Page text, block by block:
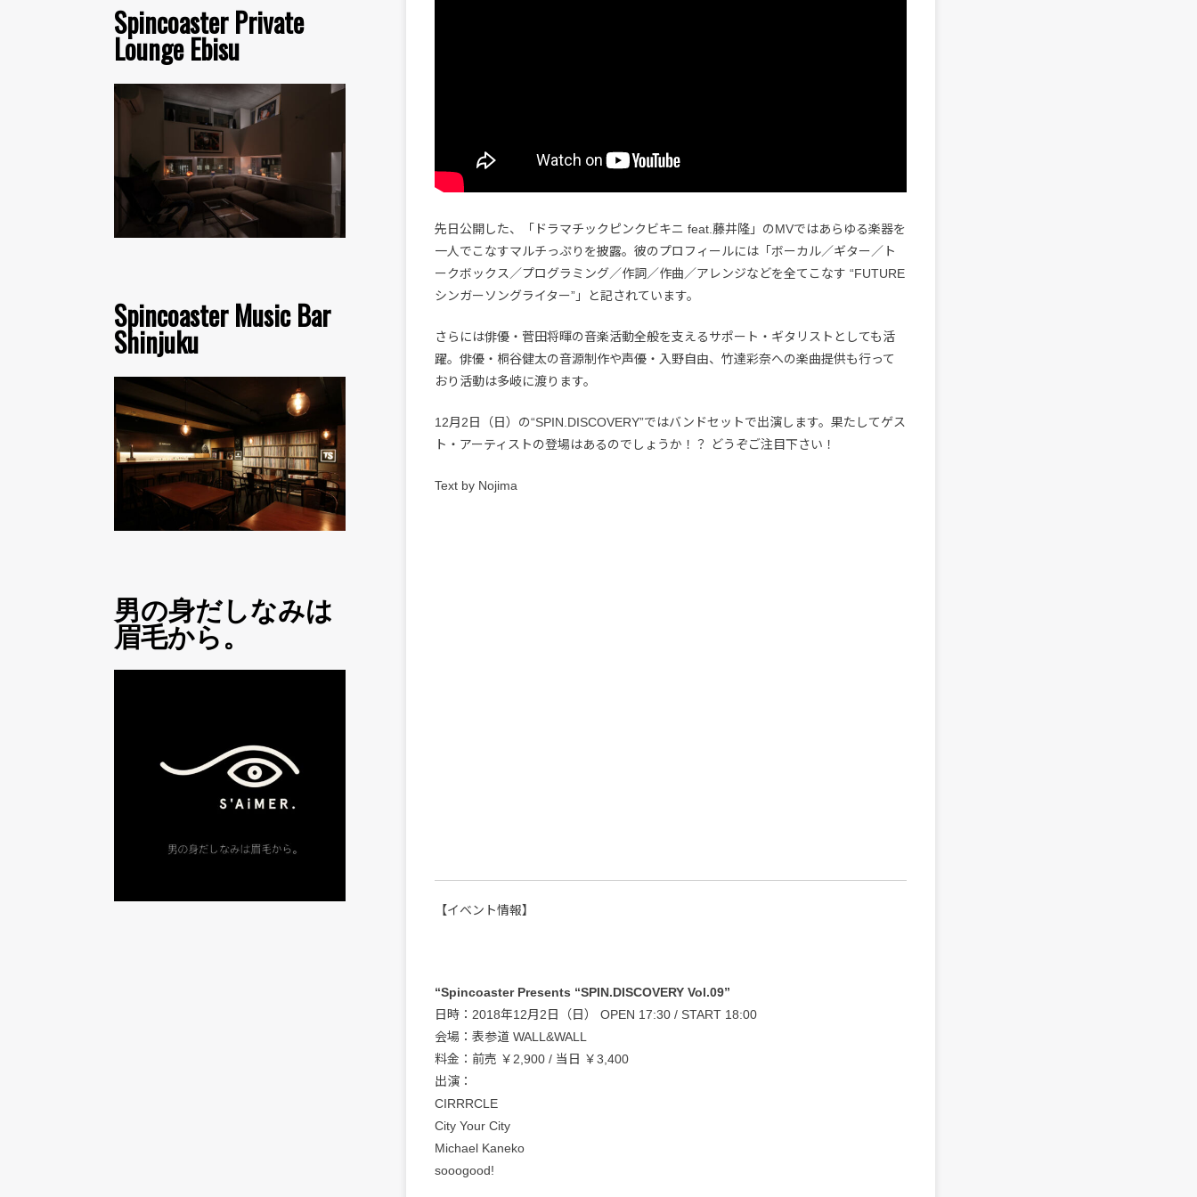
Spincoaster Private
Lounge Ebisu
Spincoaster Music Bar
Shinjuku
男の身だしなみは
眉毛から。
先日公開した、「ドラマチックピンクビキニ feat.藤井隆」のMVではあらゆる楽器を
一人でこなすマルチっぷりを披露。彼のプロフィールには「ボーカル／ギター／ト
ークボックス／プログラミング／作詞／作曲／アレンジなどを全てこなす “FUTURE
シンガーソングライター”」と記されています。
さらには俳優・菅田将暉の音楽活動全般を支えるサポート・ギタリストとしても活
躍。俳優・桐谷健太の音源制作や声優・入野自由、竹達彩奈への楽曲提供も行って
おり活動は多岐に渡ります。
12月2日（日）の“SPIN.DISCOVERY”ではバンドセットで出演します。果たしてゲス
ト・アーティストの登場はあるのでしょうか！？ どうぞご注目下さい！
Text by Nojima
【イベント情報】
“Spincoaster Presents “SPIN.DISCOVERY Vol.09”
日時：2018年12月2日（日） OPEN 17:30 / START 18:00
会場：表参道 WALL&WALL
料金：前売 ￥2,900 / 当日 ￥3,400
出演：
CIRRRCLE
City Your City
Michael Kaneko
sooogood!